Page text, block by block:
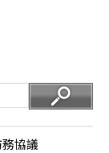
協議